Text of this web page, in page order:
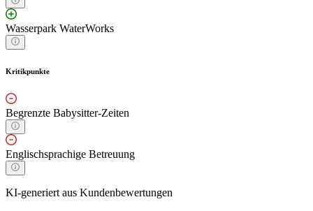
Wasserpark WaterWorks
Kritikpunkte
Begrenzte Babysitter-Zeiten
Englischsprachige Betreuung
KI-generiert aus Kundenbewertungen